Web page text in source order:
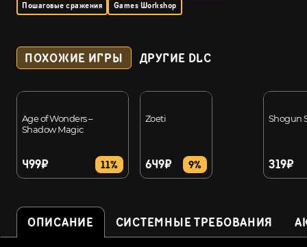
Пошаговые сражения
Games Workshop
ПОХОЖИЕ ИГРЫ ДРУГИЕ DLC
Age of Wonders –
Shadow Magic
499₽ 11%
Zoeti
649₽ 9%
Shogun
319₽
ОПИСАНИЕ СИСТЕМНЫЕ ТРЕБОВАНИЯ